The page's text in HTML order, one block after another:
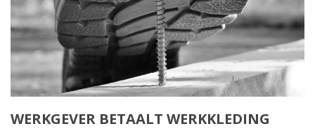
WERKGEVER BETAALT WERKKLEDING